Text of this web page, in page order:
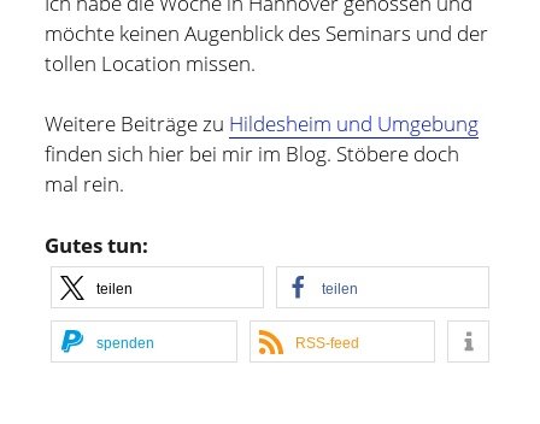
möchte keinen Augenblick des Seminars und der
tollen Location missen.
Weitere Beiträge zu Hildesheim und Umgebung
finden sich hier bei mir im Blog. Stöbere doch
mal rein.
Gutes tun:
teilen teilen
spenden RSS-feed